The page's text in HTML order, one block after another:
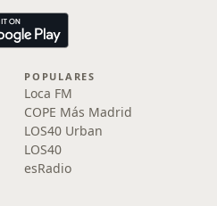
POPULARES
Loca FM
COPE Más Madrid
LOS40 Urban
LOS40
esRadio